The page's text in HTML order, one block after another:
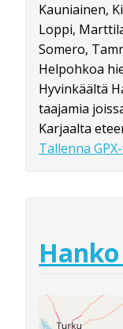
Kauniainen,
Loppi,
Somero,
Helpohkoa
Hyvinkäältä
taajamia
Karjaalta
Tallenna